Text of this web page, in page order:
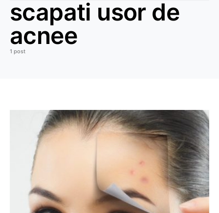
scapati usor de
acnee
1 post